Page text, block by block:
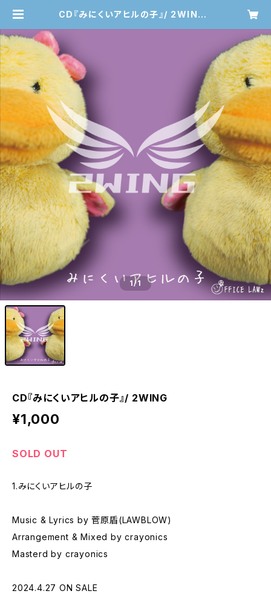
CD『みにくいアヒルの子』/ 2WING |
1/1
CD『みにくいアヒルの子』/ 2WING
¥1,000
SOLD OUT
1.みにくいアヒルの子
Music & Lyrics by 菅原盾(LAWBLOW)
Arrangement & Mixed by crayonics
Masterd by crayonics
2024.4.27 ON SALE